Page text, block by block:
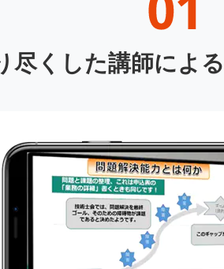
尽くした講師による